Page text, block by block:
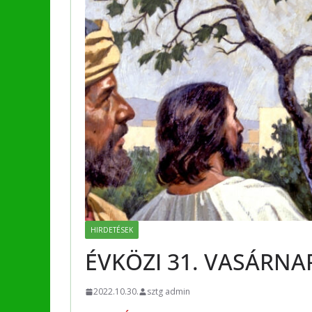
HIRDETÉSEK
ÉVKÖZI 31.
2022.10.30. sztg admin